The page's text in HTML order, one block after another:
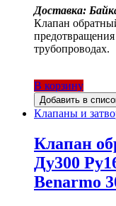
Доставка:
Клапан
трубопроводах.
В корзину
Добавить в
Клапаны и
Клапан
Ду300
Benarmo